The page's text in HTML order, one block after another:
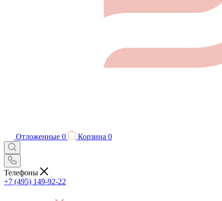
Отложенные 0 Корзина 0
Телефоны
+7 (495) 149-92-22